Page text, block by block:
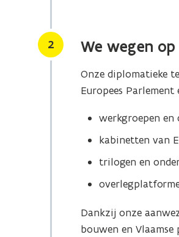
Stap
2 We wegen
Onze diplomatieke
Europees Parlement
werkgroepen en
kabinetten van
trilogen en
Dankzij onze
bouwen en